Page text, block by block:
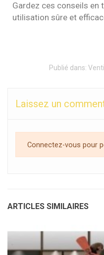
Gardez ces conseils en
utilisation sûre et
Publié dans:
Laissez un
Connectez-vous pour
ARTICLES SIMILAIRES